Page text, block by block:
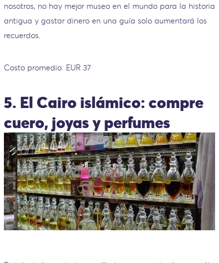
nosotros, no hay mejor museo en el mundo para la historia
antigua y gastar dinero en una guía solo aumentará los
recuerdos.
Costo promedio: EUR 37
5. El Cairo islámico: compre
cuero, joyas y perfumes